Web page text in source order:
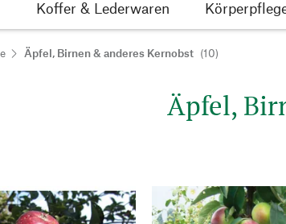
Koffer & Lederwaren
Äpfel, Birnen & anderes Kernobst (10)
Äpfel,